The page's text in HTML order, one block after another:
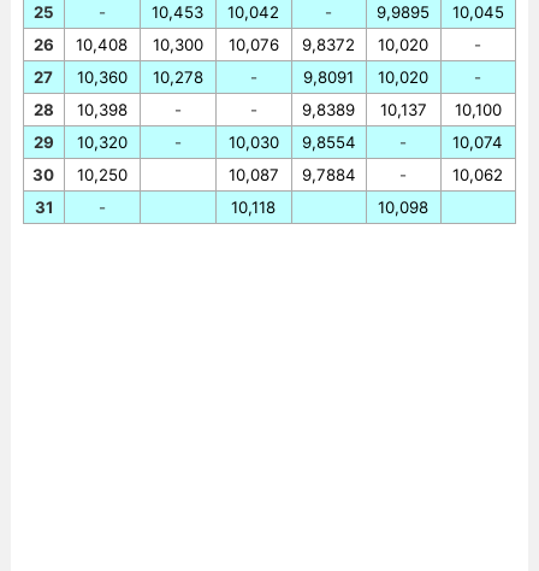
25
26
27
28
29
30
31
-
10,408
10,360
10,398
10,320
10,250
-
10,453
10,300
10,278
-
-
10,042
10,076
-
-
10,030
10,087
10,118
-
9,8372
9,8091
9,8389
9,8554
9,7884
9,9895
10,020
10,020
10,137
-
-
10,098
10,045
-
-
10,100
10,074
10,062